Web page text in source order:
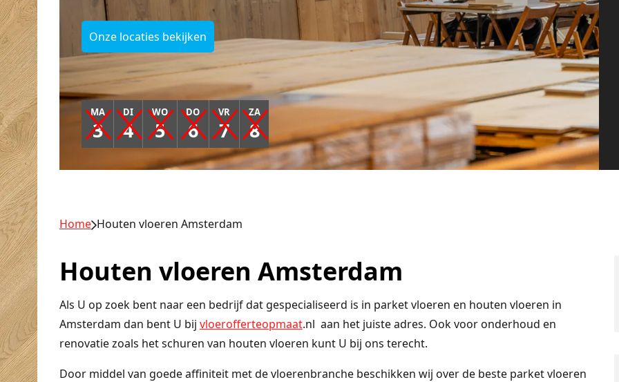
Onze locaties bekijken
MA
3
DI
4
WO
5
DO
6
VR
7
ZA
8
Home Houten vloeren Amsterdam
Houten vloeren Amsterdam
Als U op zoek bent naar een bedrijf dat gespecialiseerd is in parket vloeren en houten vloeren in
Amsterdam dan bent U bij vloerofferteopmaat.nl aan het juiste adres. Ook voor onderhoud en
renovatie zoals het schuren van houten vloeren kunt U bij ons terecht.
Door middel van goede affiniteit met de vloerenbranche beschikken wij over de beste parket vloeren